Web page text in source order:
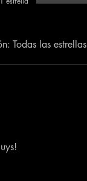
Todas las estrellas